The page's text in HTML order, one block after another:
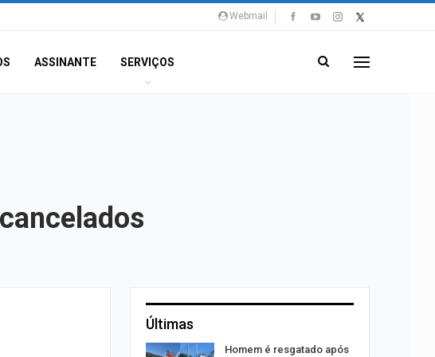
Webmail
ASSINANTE SERVIÇOS
Últimas
Homem é resgatado após